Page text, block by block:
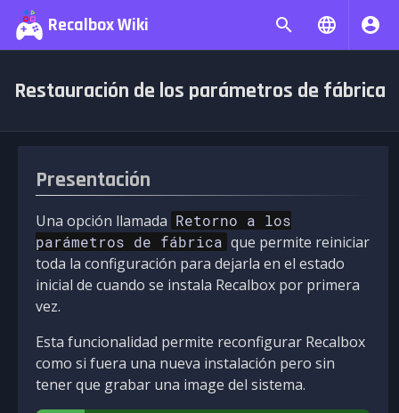
Recalbox Wiki
Restauración de los parámetros de fábrica
Presentación
Una opción llamada Retorno a los
parámetros de fábrica que permite reiniciar
toda la configuración para dejarla en el estado
inicial de cuando se instala Recalbox por primera
vez.
Esta funcionalidad permite reconfigurar Recalbox
como si fuera una nueva instalación pero sin
tener que grabar una image del sistema.